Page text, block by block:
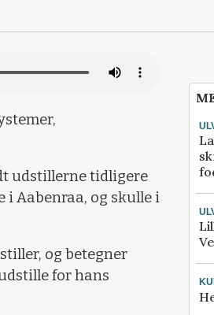
udstillerne tidligere
i Aabenraa, og skulle i
og betegner
for hans